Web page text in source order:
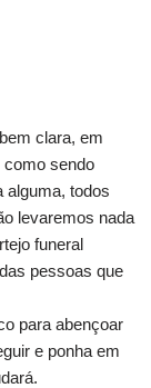
clara, em
sendo
alguma, todos
levaremos nada
funeral
pessoas que
para abençoar
e ponha em